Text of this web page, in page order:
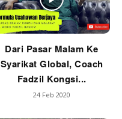
Dari Pasar Malam Ke
Syarikat Global, Coach
Fadzil Kongsi...
24 Feb 2020